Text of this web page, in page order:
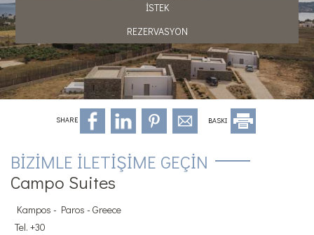
İSTEK
REZERVASYON
SHARE BASKI
BIZIMLE ILETIŞIME GEÇIN
Campo Suites
Kampos - Paros - Greece
Tel. +30